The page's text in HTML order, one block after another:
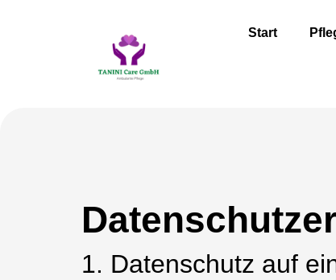
Start
1. Datenschutz auf